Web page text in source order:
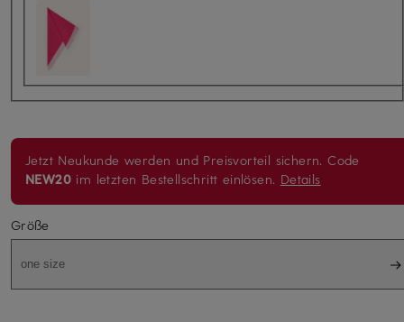
Jetzt Neukunde werden und Preisvorteil sichern. Code
NEW20 im letzten Bestellschritt einlösen. Details
Größe
one size